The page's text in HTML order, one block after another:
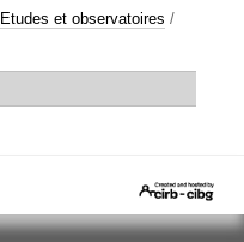
Etudes et observatoires /